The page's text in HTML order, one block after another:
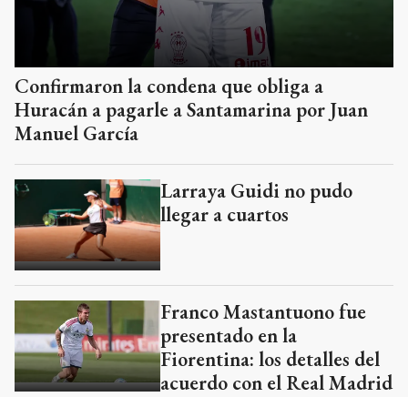
Confirmaron la condena que obliga a
Huracán a pagarle a Santamarina por Juan
Manuel García
Larraya Guidi no pudo
llegar a cuartos
Franco Mastantuono fue
presentado en la
Fiorentina: los detalles del
acuerdo con el Real Madrid